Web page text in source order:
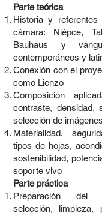
Parte teórica
Historia y
cámara: Niépce,
Bauhaus y
contemporáneos y
Conexión con el
como Lienzo
Composición
contraste, densidad,
selección de
Materialidad,
tipos de hojas,
sostenibilidad,
soporte vivo
Parte práctica
Preparación del
selección, limpieza,